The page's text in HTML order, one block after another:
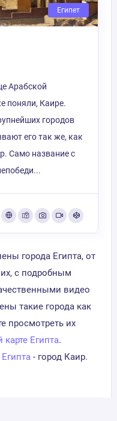
Египет
Арабской
поняли, Каире.
городов
его так же, как
Само название с
города Египта, от
с подробным
видео
такие города как
просмотреть их
Египта.
- город Каир.